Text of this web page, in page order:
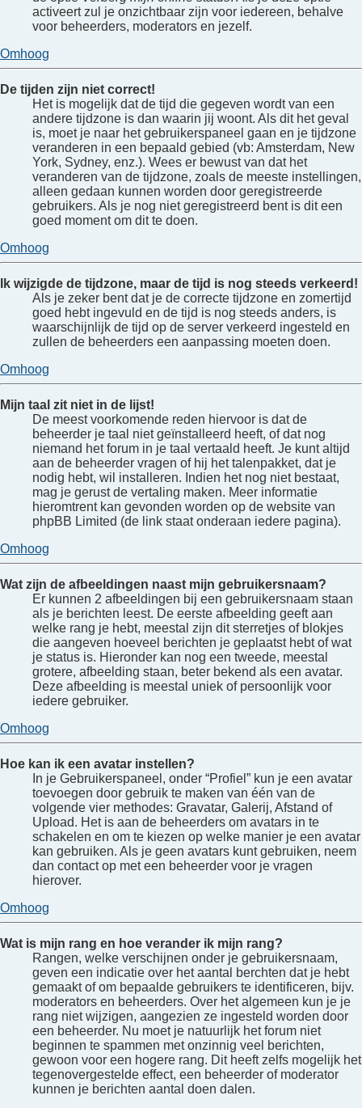
activeert zul je onzichtbaar zijn voor iedereen, behalve
voor beheerders, moderators en jezelf.
Omhoog
De tijden zijn niet correct!
Het is mogelijk dat de tijd die gegeven wordt van een
andere tijdzone is dan waarin jij woont. Als dit het geval
is, moet je naar het gebruikerspaneel gaan en je tijdzone
veranderen in een bepaald gebied (vb: Amsterdam, New
York, Sydney, enz.). Wees er bewust van dat het
veranderen van de tijdzone, zoals de meeste instellingen,
alleen gedaan kunnen worden door geregistreerde
gebruikers. Als je nog niet geregistreerd bent is dit een
goed moment om dit te doen.
Omhoog
Ik wijzigde de tijdzone, maar de tijd is nog steeds verkeerd!
Als je zeker bent dat je de correcte tijdzone en zomertijd
goed hebt ingevuld en de tijd is nog steeds anders, is
waarschijnlijk de tijd op de server verkeerd ingesteld en
zullen de beheerders een aanpassing moeten doen.
Omhoog
Mijn taal zit niet in de lijst!
De meest voorkomende reden hiervoor is dat de
beheerder je taal niet geïnstalleerd heeft, of dat nog
niemand het forum in je taal vertaald heeft. Je kunt altijd
aan de beheerder vragen of hij het talenpakket, dat je
nodig hebt, wil installeren. Indien het nog niet bestaat,
mag je gerust de vertaling maken. Meer informatie
hieromtrent kan gevonden worden op de website van
phpBB Limited (de link staat onderaan iedere pagina).
Omhoog
Wat zijn de afbeeldingen naast mijn gebruikersnaam?
Er kunnen 2 afbeeldingen bij een gebruikersnaam staan
als je berichten leest. De eerste afbeelding geeft aan
welke rang je hebt, meestal zijn dit sterretjes of blokjes
die aangeven hoeveel berichten je geplaatst hebt of wat
je status is. Hieronder kan nog een tweede, meestal
grotere, afbeelding staan, beter bekend als een avatar.
Deze afbeelding is meestal uniek of persoonlijk voor
iedere gebruiker.
Omhoog
Hoe kan ik een avatar instellen?
In je Gebruikerspaneel, onder “Profiel” kun je een avatar
toevoegen door gebruik te maken van één van de
volgende vier methodes: Gravatar, Galerij, Afstand of
Upload. Het is aan de beheerders om avatars in te
schakelen en om te kiezen op welke manier je een avatar
kan gebruiken. Als je geen avatars kunt gebruiken, neem
dan contact op met een beheerder voor je vragen
hierover.
Omhoog
Wat is mijn rang en hoe verander ik mijn rang?
Rangen, welke verschijnen onder je gebruikersnaam,
geven een indicatie over het aantal berchten dat je hebt
gemaakt of om bepaalde gebruikers te identificeren, bijv.
moderators en beheerders. Over het algemeen kun je je
rang niet wijzigen, aangezien ze ingesteld worden door
een beheerder. Nu moet je natuurlijk het forum niet
beginnen te spammen met onzinnig veel berichten,
gewoon voor een hogere rang. Dit heeft zelfs mogelijk het
tegenovergestelde effect, een beheerder of moderator
kunnen je berichten aantal doen dalen.